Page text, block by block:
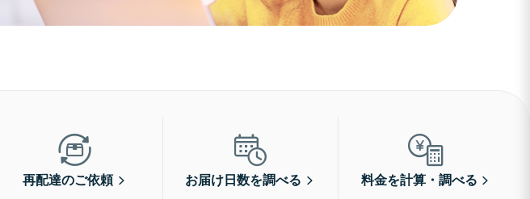
再配達のご依頼 お届け日数を調べる 料金を計算・調べる